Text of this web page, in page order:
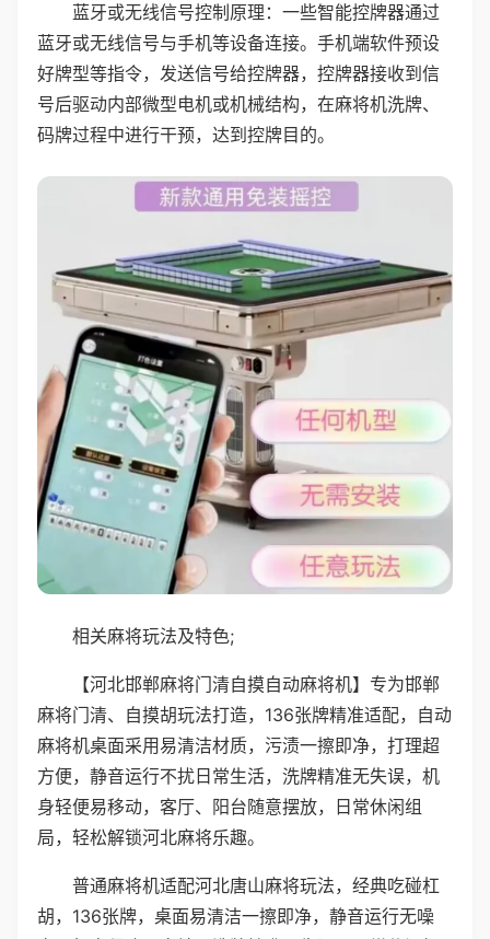
蓝牙或无线信号控制原理：一些智能控牌器通过
蓝牙或无线信号与手机等设备连接。手机端软件预设
好牌型等指令，发送信号给控牌器，控牌器接收到信
号后驱动内部微型电机或机械结构，在麻将机洗牌、
码牌过程中进行干预，达到控牌目的。
相关麻将玩法及特色;
【河北邯郸麻将门清自摸自动麻将机】专为邯郸
麻将门清、自摸胡玩法打造，136张牌精准适配，自动
麻将机桌面采用易清洁材质，污渍一擦即净，打理超
方便，静音运行不扰日常生活，洗牌精准无失误，机
身轻便易移动，客厅、阳台随意摆放，日常休闲组
局，轻松解锁河北麻将乐趣。
普通麻将机适配河北唐山麻将玩法，经典吃碰杠
胡，136张牌，桌面易清洁一擦即净，静音运行无噪